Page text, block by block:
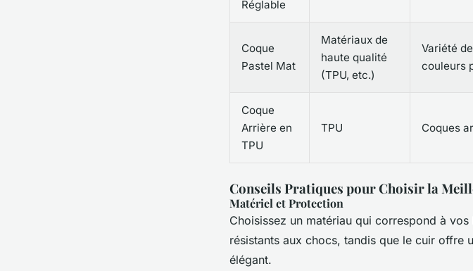
Réglable
Coque
Pastel Mat
Matériaux de
haute qualité
(TPU, etc.)
Variété de
couleurs
Coque
Arrière en
TPU
TPU Coques
Conseils Pratiques pour Choisir la
Matériel et Protection
Choisissez un matériau qui correspond à
résistants aux chocs, tandis que le cuir offre
élégant.